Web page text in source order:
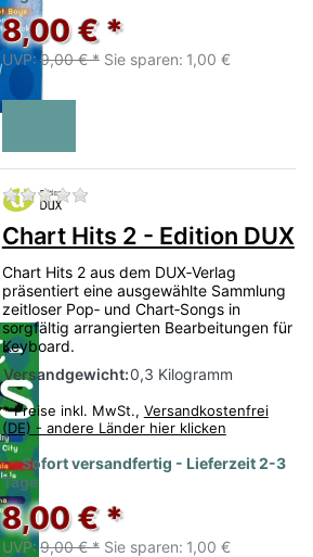
8,00 € *
UVP: 9,00 € * Sie sparen: 1,00 €
Zu diesem Produkt liegen
Chart Hits 2 - Edition DUX
Chart Hits 2 aus dem DUX‑Verlag
präsentiert eine ausgewählte Sammlung
zeitloser Pop‑ und Chart‑Songs in
sorgfältig arrangierten Bearbeitungen für
Keyboard.
Versandgewicht:0,3 Kilogramm
* Preise inkl. MwSt., Versandkostenfrei
(DE) - andere Länder hier klicken
Sofort versandfertig - Lieferzeit 2-3
Tage
8,00 € *
UVP:9,00 € * Sie sparen: 1,00 €